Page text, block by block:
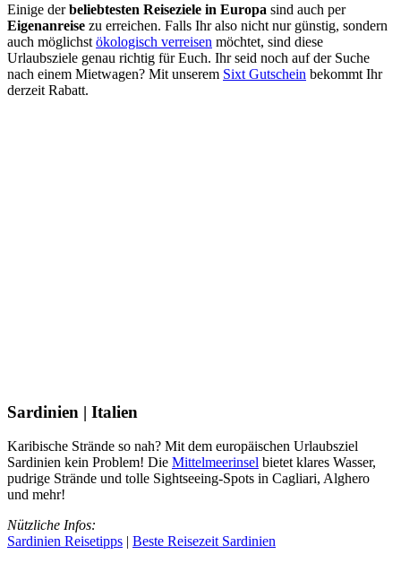
Einige derbeliebtesten Reiseziele in Europa sind auch per
Eigenanreise zu erreichen. Falls Ihr also nicht nur günstig, sondern
auch möglichst ökologisch verreisen möchtet, sind diese
Urlaubsziele genau richtig für Euch. Ihr seid noch auf der Suche
nach einem Mietwagen? Mit unserem Sixt Gutschein bekommt Ihr
derzeit Rabatt.
Sardinien | Italien
Karibische Strände so nah? Mit dem europäischen Urlaubsziel
Sardinien kein Problem! Die Mittelmeerinsel bietet klares Wasser,
pudrige Strände und tolle Sightseeing-Spots in Cagliari, Alghero
und mehr!
Nützliche Infos:
Sardinien Reisetipps | Beste Reisezeit Sardinien